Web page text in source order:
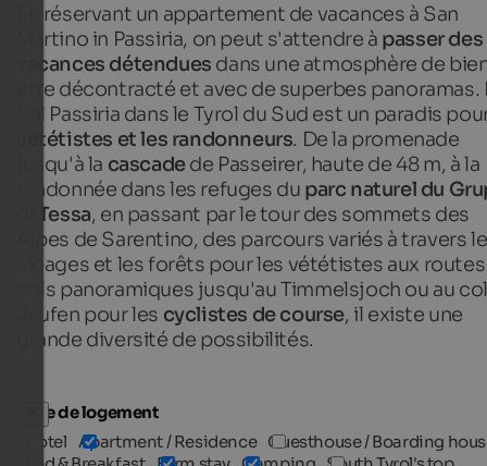
En réservant un appartement de vacances à San
Martino in Passiria, on peut s'attendre à passer des
vacances détendues dans une atmosphère de
être décontracté et avec de superbes panoramas.
Val Passiria dans le Tyrol du Sud est un paradis
vététistes et les randonneurs. De la promenade
jusqu'à la cascadede Passeirer, haute de 48 m, à la
randonnée dans les refuges du parc naturel du
Tessa, en passant par le tour des sommets des
Alpes de Sarentino, des parcours variés à travers
alpages et les forêts pour les vététistes aux
cols panoramiques jusqu'au Timmelsjoch ou au
Jaufen pour les cyclistes de course, il existe une
grande diversité de possibilités.
Type de logement
Hotel Apartment / Residence Guesthouse / Boarding